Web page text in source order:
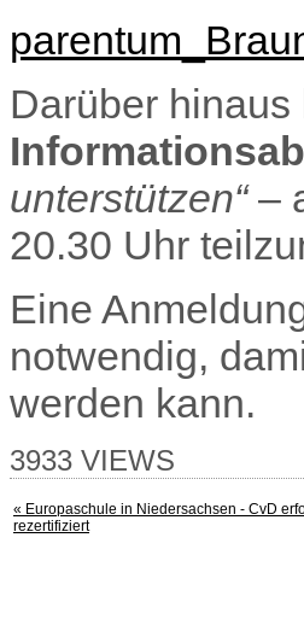
Darüber
unterstützen“–
20.30 Uhr
Eine
notwendig,
werden kann.
3933 VIEWS
« Europaschule in Niedersachsen - CvD
rezertifiziert